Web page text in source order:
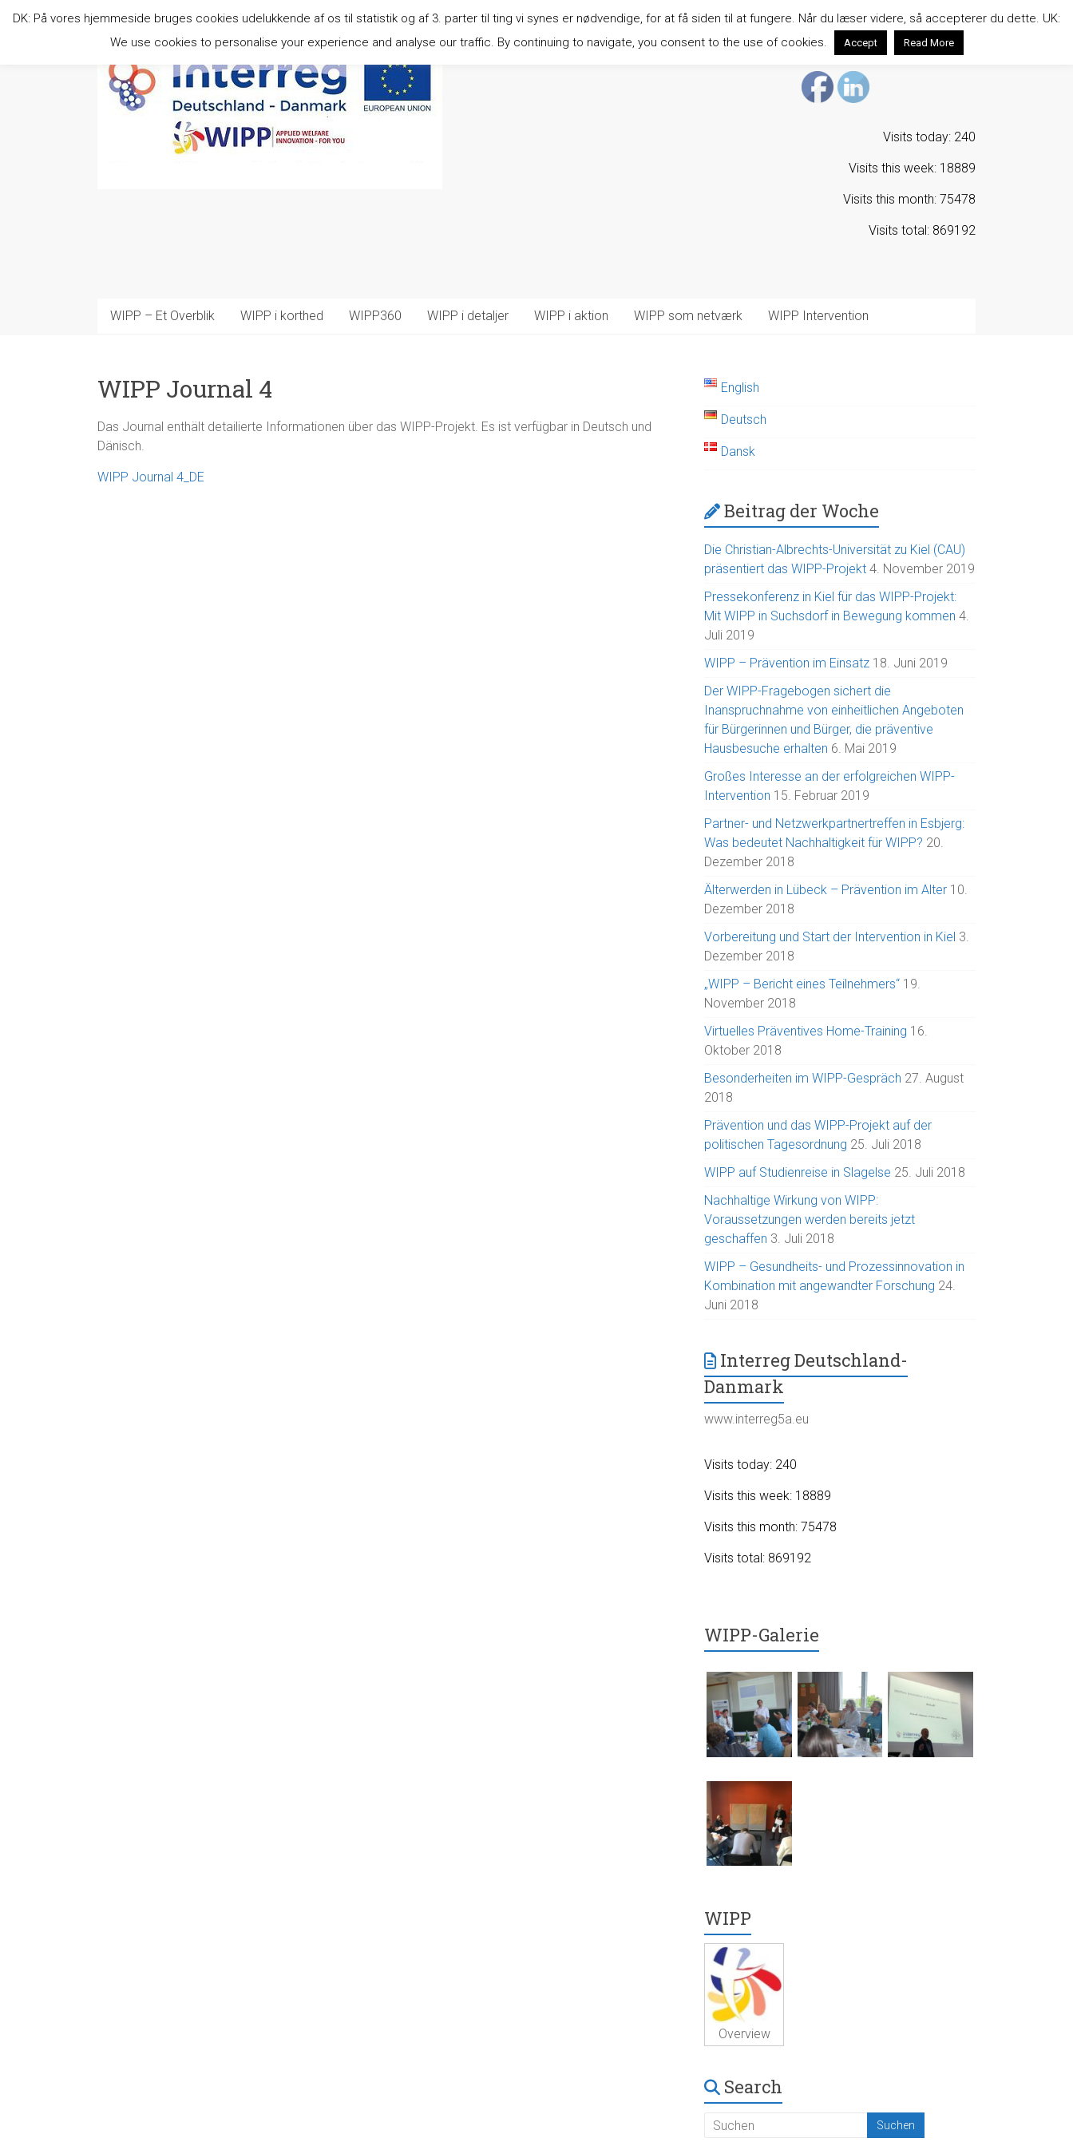
Inhalt
Visits today: 240
Visits this week: 18889
Visits this month: 75478
Visits total: 869192
WIPP – Et Overblik WIPP i korthed WIPP360 WIPP i detaljer WIPP i aktion WIPP som netværk WIPP Intervention
WIPP Journal 4
Das Journal enthält detailierte Informationen über das WIPP-Projekt. Es ist verfügbar in Deutsch und
Dänisch.
WIPP Journal 4_DE
English
Deutsch
Dansk
Beitrag der Woche
Die Christian-Albrechts-Universität zu Kiel (CAU)
präsentiert das WIPP-Projekt 4. November 2019
Pressekonferenz in Kiel für das WIPP-Projekt:
Mit WIPP in Suchsdorf in Bewegung kommen 4.
Juli 2019
WIPP – Prävention im Einsatz 18. Juni 2019
Der WIPP-Fragebogen sichert die
Inanspruchnahme von einheitlichen Angeboten
für Bürgerinnen und Bürger, die präventive
Hausbesuche erhalten 6. Mai 2019
Großes Interesse an der erfolgreichen WIPP-
Intervention 15. Februar 2019
Partner- und Netzwerkpartnertreffen in Esbjerg:
Was bedeutet Nachhaltigkeit für WIPP? 20.
Dezember 2018
Älterwerden in Lübeck – Prävention im Alter 10.
Dezember 2018
Vorbereitung und Start der Intervention in Kiel 3.
Dezember 2018
„WIPP – Bericht eines Teilnehmers“ 19.
November 2018
Virtuelles Präventives Home-Training 16.
Oktober 2018
Besonderheiten im WIPP-Gespräch 27. August
2018
Prävention und das WIPP-Projekt auf der
politischen Tagesordnung 25. Juli 2018
WIPP auf Studienreise in Slagelse 25. Juli 2018
Nachhaltige Wirkung von WIPP:
Voraussetzungen werden bereits jetzt
geschaffen 3. Juli 2018
WIPP – Gesundheits- und Prozessinnovation in
Kombination mit angewandter Forschung 24.
Juni 2018
Interreg Deutschland-
Danmark
www.interreg5a.eu
Visits today: 240
Visits this week: 18889
Visits this month: 75478
Visits total: 869192
WIPP-Galerie
WIPP
Overview
Search
DK: På vores hjemmeside bruges cookies udelukkende af os til statistik og af 3. parter til ting vi synes er nødvendige, for at få siden til at fungere. Når du læser videre, så accepterer du dette. UK:
We use cookies to personalise your experience and analyse our traffic. By continuing to navigate, you consent to the use of cookies.
Accept Read More